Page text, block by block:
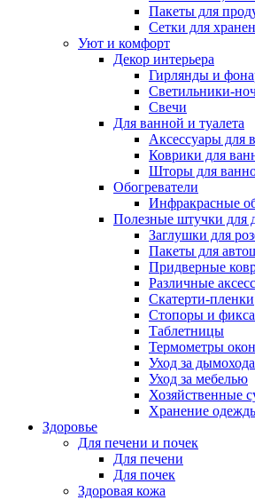
Пакеты для
Сетки для
Уют и комфорт
Декор интерьера
Гирлянды и
Светильники-
Свечи
Для ванной и туалета
Аксессуары для
Коврики для
Шторы для
Обогреватели
Инфракрасные
Полезные штучки для
Заглушки для
Пакеты для
Придверные
Различные
Скатерти-пленки
Стопоры и
Таблетницы
Термометры
Уход за
Уход за мебелью
Хозяйственные
Хранение
Здоровье
Для печени и почек
Для печени
Для почек
Здоровая кожа